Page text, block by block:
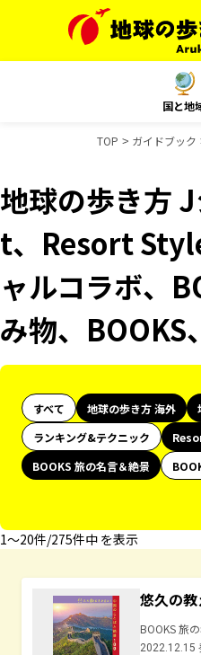
国と地
TOP ガイドブック
地球の歩き方
t、Resort
ャルコラボ、
み物、
すべて 地球の歩き方 海外
ランキング&テクニック
BOOKS 旅の名言＆絶景
1〜20件/275件中 を表示
悠久の
BOOKS 旅
2022.12.15